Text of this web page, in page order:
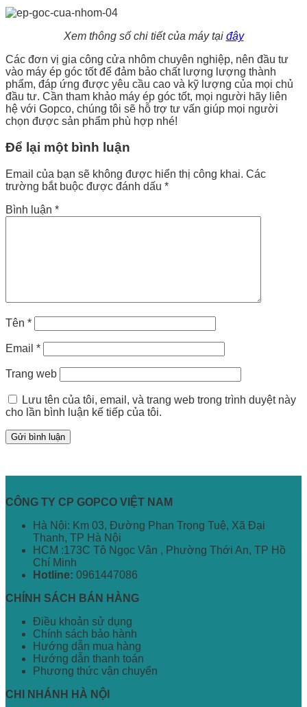
Xem thông số chi tiết của máy tại đây
Các đơn vị gia công cửa nhôm chuyên nghiệp, nên đầu tư
vào máy ép góc tốt để đảm bảo chất lượng lượng thành
phẩm, đáp ứng được yêu cầu cao và kỹ lượng của mọi chủ
đầu tư. Cần tham khảo máy ép góc tốt, mọi người hãy liên
hệ với Gopco, chúng tôi sẽ hỗ trợ tư vấn giúp mọi người
chọn được sản phẩm phù hợp nhé!
Để lại một bình luận
Email của bạn sẽ không được hiển thị công khai. Các
trường bắt buộc được đánh dấu *
Bình luận *
Tên *
Email *
Trang web
Lưu tên của tôi, email, và trang web trong trình duyệt này
cho lần bình luận kế tiếp của tôi.
CÔNG TY CP GOPCO VIỆT NAM
Hà Nội: Km 03, Đường Phan Trọng Tuệ, Xã Đại
Thanh, TP Hà Nội
HCM :173C Tô Ngọc Vân , Phường Thới An, TP Hồ
Chí Minh
Hotline: 0961447086
CHÍNH SÁCH BÁN HÀNG
Điều khoản sử dụng
Chính sách bảo hành
Hướng dẫn mua hàng
Hướng dẫn thanh toán
Phương thức vận chuyển
CHI NHÁNH HÀ NỘI